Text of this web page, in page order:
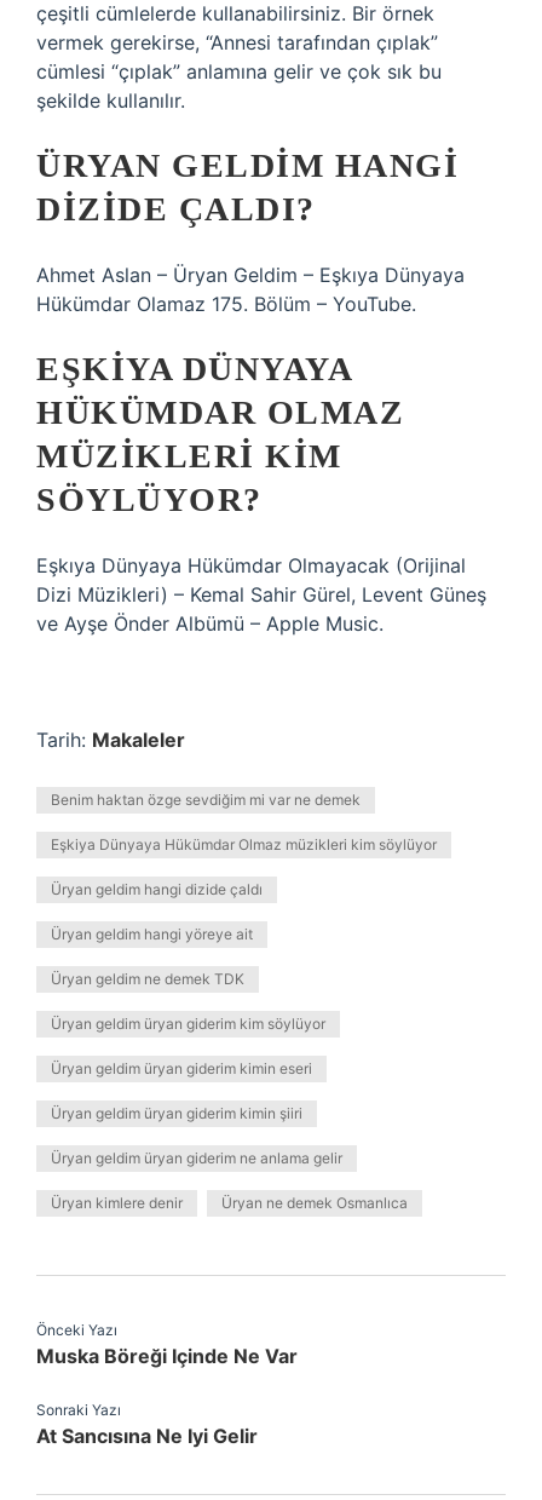
çeşitli cümlelerde kullanabilirsiniz. Bir örnek
vermek gerekirse, “Annesi tarafından çıplak”
cümlesi “çıplak” anlamına gelir ve çok sık bu
şekilde kullanılır.
ÜRYAN GELDIM HANGI
DIZIDE ÇALDI?
Ahmet Aslan – Üryan Geldim – Eşkıya Dünyaya
Hükümdar Olamaz 175. Bölüm – YouTube.
EŞKIYA DÜNYAYA
HÜKÜMDAR OLMAZ
MÜZIKLERI KIM
SÖYLÜYOR?
‎Eşkıya Dünyaya Hükümdar Olmayacak (Orijinal
Dizi Müzikleri) – Kemal Sahir Gürel, Levent Güneş
ve Ayşe Önder Albümü – Apple Music.
Tarih: Makaleler
Benim haktan özge sevdiğim mi var ne demek
Eşkiya Dünyaya Hükümdar Olmaz müzikleri kim söylüyor
Üryan geldim hangi dizide çaldı
Üryan geldim hangi yöreye ait
Üryan geldim ne demek TDK
Üryan geldim üryan giderim kim söylüyor
Üryan geldim üryan giderim kimin eseri
Üryan geldim üryan giderim kimin şiiri
Üryan geldim üryan giderim ne anlama gelir
Üryan kimlere denir Üryan ne demek Osmanlıca
Önceki Yazı
Muska Böreği Içinde Ne Var
Sonraki Yazı
At Sancısına Ne Iyi Gelir